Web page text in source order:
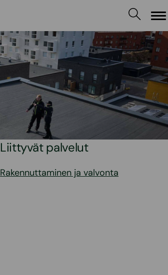
Liittyvät palvelut
Rakennuttaminen ja valvonta